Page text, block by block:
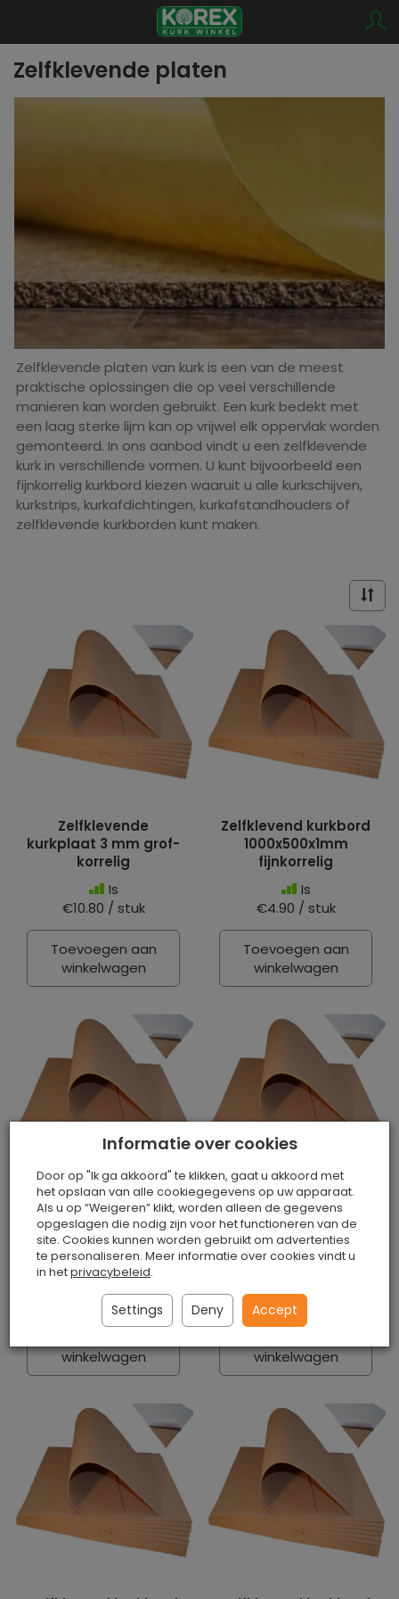
Zelfklevende platen
Zelfklevende platen van kurk is een van de meest
praktische oplossingen die op veel verschillende
manieren kan worden gebruikt. Een kurk bedekt met
een laag sterke lijm kan op vrijwel elk oppervlak worden
gemonteerd. In ons aanbod vindt u een zelfklevende
kurk in verschillende vormen. U kunt bijvoorbeeld een
fijnkorrelig kurkbord kiezen waaruit u alle kurkschijven,
kurkstrips, kurkafdichtingen, kurkafstandhouders of
zelfklevende kurkborden kunt maken.
Zelfklevende
kurkplaat 3 mm grof-
korrelig
Is
€10.80 / stuk
Toevoegen aan
winkelwagen
Zelfklevend kurkbord
1000x500x1mm
fijnkorrelig
Is
€4.90 / stuk
Toevoegen aan
winkelwagen
Zelfklevend kurkbord
915x610x2mm
fijnkorrelig
Is
€7.80 / stuk
winkelwagen
Zelfklevend kurkbord
915x610x5mm
fijnkorrelig
€13.30 / stuk
winkelwagen
Informatie over cookies
Door op "Ik ga akkoord" te klikken, gaat u akkoord met
het opslaan van alle cookiegegevens op uw apparaat.
Als u op “Weigeren” klikt, worden alleen de gegevens
opgeslagen die nodig zijn voor het functioneren van de
site. Cookies kunnen worden gebruikt om advertenties
te personaliseren. Meer informatie over cookies vindt u
in hetprivacybeleid.
Settings Deny Accept